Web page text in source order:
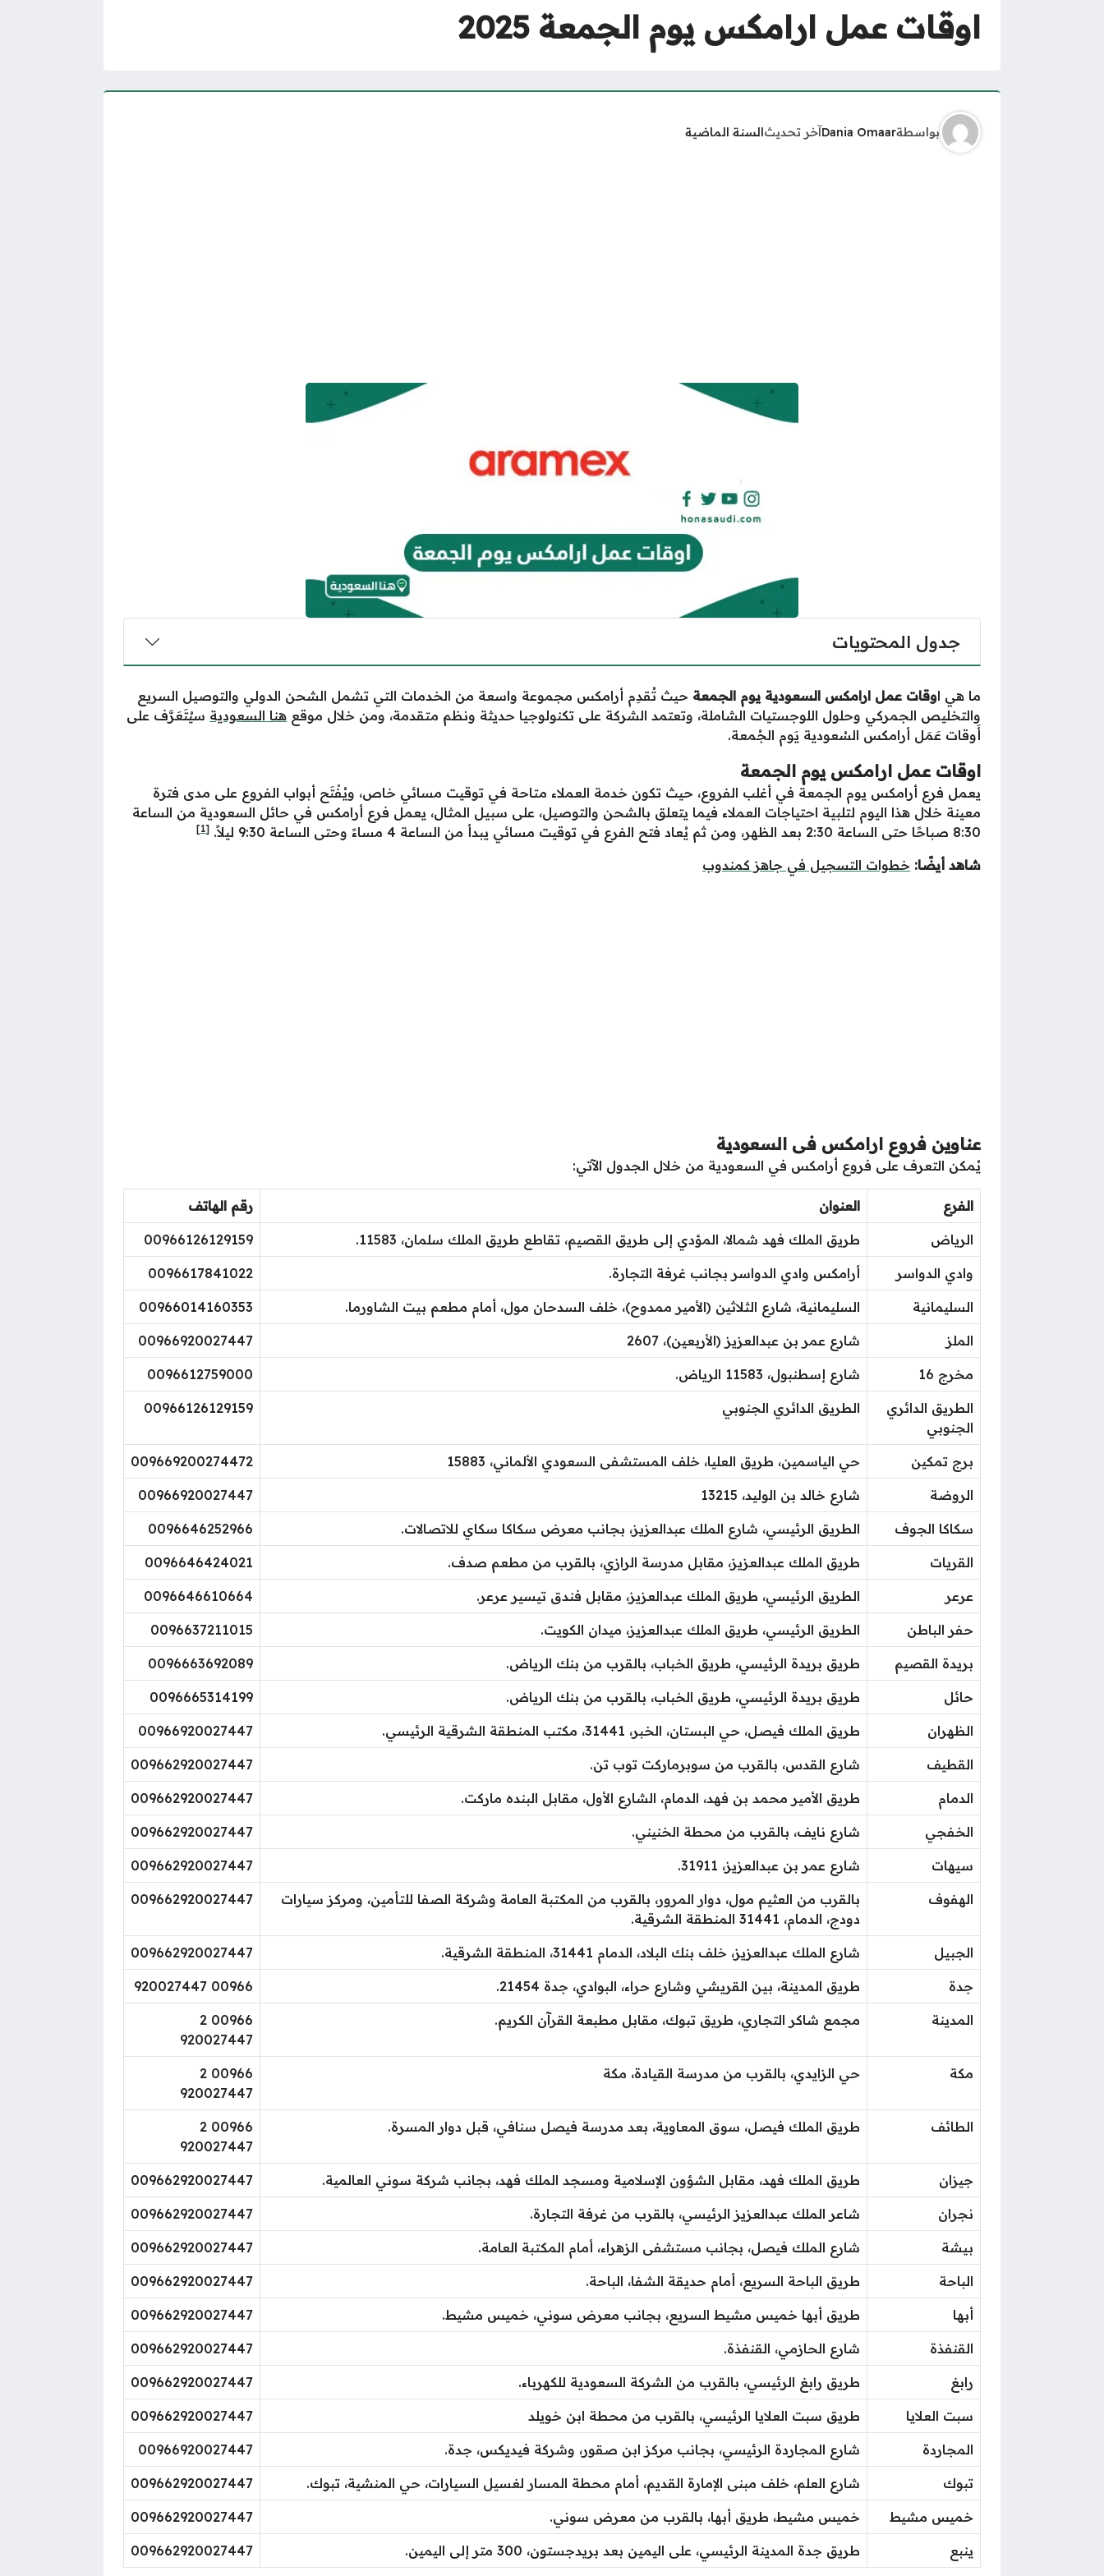
اوقات عمل ارامكس يوم الجمعة 2025
بواسطةDania Omaarآخر تحديثالسنة الماضية
جدول المحتويات
ما هي اوقات عمل ارامكس السعودية يوم الجمعة حيث تُقدِم أرامكس مجموعة واسعة من الخدمات التي تشمل الشحن الدولي والتوصيل السريع
والتخليص الجمركي وحلول اللوجستيات الشاملة، وتعتمد الشركة على تكنولوجيا حديثة ونظم متقدمة، ومن خلال موقع هنا السعودية سيُتَعَرَّف على
أَوقات عَمَل أرامكس السُعودية يَوم الجُمعة.
اوقات عمل ارامكس يوم الجمعة
يعمل فرع أرامكس يوم الجمعة في أغلب الفروع، حيث تكون خدمة العملاء متاحة في توقيت مسائي خاص، ويُفْتَح أبواب الفروع على مدى فترة
معينة خلال هذا اليوم لتلبية احتياجات العملاء فيما يتعلق بالشحن والتوصيل، على سبيل المثال، يعمل فرع أرامكس في حائل السعودية من الساعة
8:30 صباحًا حتى الساعة 2:30 بعد الظهر، ومن ثم يُعاد فتح الفرع في توقيت مسائي يبدأ من الساعة 4 مساءً وحتى الساعة 9:30 ليلاً.
[1]
شاهد أيضًا: خطوات التسجيل في جاهز كمندوب
عناوين فروع ارامكس فى السعودية
يُمكن التعرف على فروع أرامكس في السعودية من خلال الجدول الآتي:
الفرع العنوان رقم الهاتف
الرياض طريق الملك فهد شمالا، المؤدي إلى طريق القصيم، تقاطع طريق الملك سلمان، 11583. 00966126129159
وادي الدواسر أرامكس وادي الدواسر بجانب غرفة التجارة. 0096617841022
السليمانية السليمانية، شارع الثلاثين (الأمير ممدوح)، خلف السدحان مول، أمام مطعم بيت الشاورما. 00966014160353
الملز شارع عمر بن عبدالعزيز (الأربعين)، 2607 00966920027447
مخرج 16 شارع إسطنبول، 11583 الرياض. 0096612759000
الطريق الدائري
الجنوبي
الطريق الدائري الجنوبي 00966126129159
برج تمكين حي الياسمين، طريق العليا، خلف المستشفى السعودي الألماني، 15883 009669200274472
الروضة شارع خالد بن الوليد، 13215 00966920027447
سكاكا الجوف الطريق الرئيسي، شارع الملك عبدالعزيز، بجانب معرض سكاكا سكاي للاتصالات. 0096646252966
القريات طريق الملك عبدالعزيز، مقابل مدرسة الرازي، بالقرب من مطعم صدف. 0096646424021
عرعر الطريق الرئيسي، طريق الملك عبدالعزيز، مقابل فندق تيسير عرعر. 0096646610664
حفر الباطن الطريق الرئيسي، طريق الملك عبدالعزيز، ميدان الكويت. 0096637211015
بريدة القصيم طريق بريدة الرئيسي، طريق الخباب، بالقرب من بنك الرياض. 0096663692089
حائل طريق بريدة الرئيسي، طريق الخباب، بالقرب من بنك الرياض. 0096665314199
الظهران طريق الملك فيصل، حي البستان، الخبر، 31441، مكتب المنطقة الشرقية الرئيسي. 00966920027447
القطيف شارع القدس، بالقرب من سوبرماركت توب تن. 009662920027447
الدمام طريق الأمير محمد بن فهد، الدمام، الشارع الأول، مقابل البنده ماركت. 009662920027447
الخفجي شارع نايف، بالقرب من محطة الخنيني. 009662920027447
سيهات شارع عمر بن عبدالعزيز، 31911. 009662920027447
الهفوف
بالقرب من العثيم مول، دوار المرور، بالقرب من المكتبة العامة وشركة الصفا للتأمين، ومركز سيارات
دودج، الدمام، 31441 المنطقة الشرقية.
009662920027447
الجبيل شارع الملك عبدالعزيز، خلف بنك البلاد، الدمام 31441، المنطقة الشرقية. 009662920027447
جدة طريق المدينة، بين القريشي وشارع حراء، البوادي، جدة 21454. 00966 920027447
المدينة مجمع شاكر التجاري، طريق تبوك، مقابل مطبعة القرآن الكريم.
00966 2
920027447
مكة حي الزايدي، بالقرب من مدرسة القيادة، مكة
00966 2
920027447
الطائف طريق الملك فيصل، سوق المعاوية، بعد مدرسة فيصل سنافي، قبل دوار المسرة.
00966 2
920027447
جيزان طريق الملك فهد، مقابل الشؤون الإسلامية ومسجد الملك فهد، بجانب شركة سوني العالمية. 009662920027447
نجران شاعر الملك عبدالعزيز الرئيسي، بالقرب من غرفة التجارة. 009662920027447
بيشة شارع الملك فيصل، بجانب مستشفى الزهراء، أمام المكتبة العامة. 009662920027447
الباحة طريق الباحة السريع، أمام حديقة الشفا، الباحة. 009662920027447
أبها طريق أبها خميس مشيط السريع، بجانب معرض سوني، خميس مشيط. 009662920027447
القنفذة شارع الحازمي، القنفذة. 009662920027447
رابغ طريق رابغ الرئيسي، بالقرب من الشركة السعودية للكهرباء. 009662920027447
سبت العلايا طريق سبت العلايا الرئيسي، بالقرب من محطة ابن خويلد 009662920027447
المجاردة شارع المجاردة الرئيسي، بجانب مركز ابن صقور، وشركة فيديكس، جدة. 00966920027447
تبوك شارع العلم، خلف مبنى الإمارة القديم، أمام محطة المسار لغسيل السيارات، حي المنشية، تبوك. 009662920027447
خميس مشيط خميس مشيط، طريق أبها، بالقرب من معرض سوني. 009662920027447
ينبع طريق جدة المدينة الرئيسي، على اليمين بعد بريدجستون، 300 متر إلى اليمين. 009662920027447